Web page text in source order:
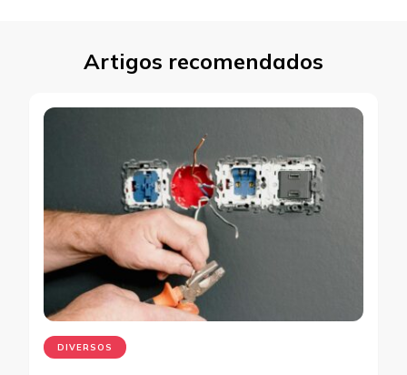
Artigos recomendados
DIVERSOS